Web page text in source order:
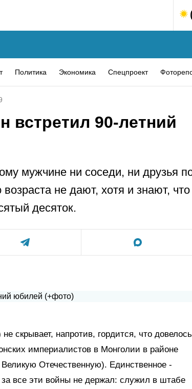
Политика Экономика Спецпроект
встретил 90-летний
мужчине ни соседи, ни друзья
не дают, хотя и знают, что
десяток.
скрывает, напротив, гордится, что довелось
империалистов в Монголии в районе
Отечественную). Единственное -
все эти войны не держал: служил в штабе